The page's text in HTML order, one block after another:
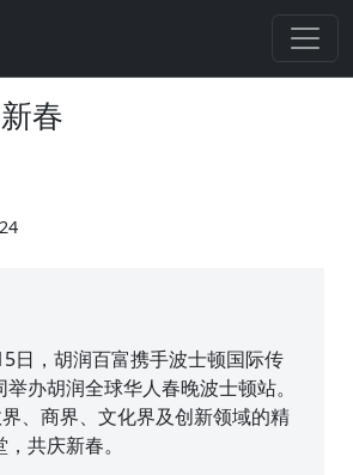
春
日，胡润百富携手波士顿国际传
办胡润全球华人春晚波士顿站。
、商界、文化界及创新领域的精
共庆新春。